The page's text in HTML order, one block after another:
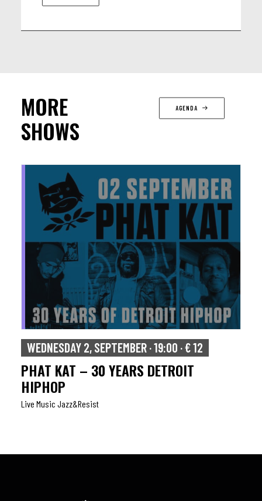
MORE
SHOWS
AGENDA
WEDNESDAY 2, SEPTEMBER · 19:00 · € 12
PHAT KAT – 30 YEARS DETROIT
HIPHOP
Live Music Jazz&resist